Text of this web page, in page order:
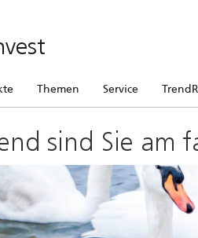
Themen Service
sind Sie am